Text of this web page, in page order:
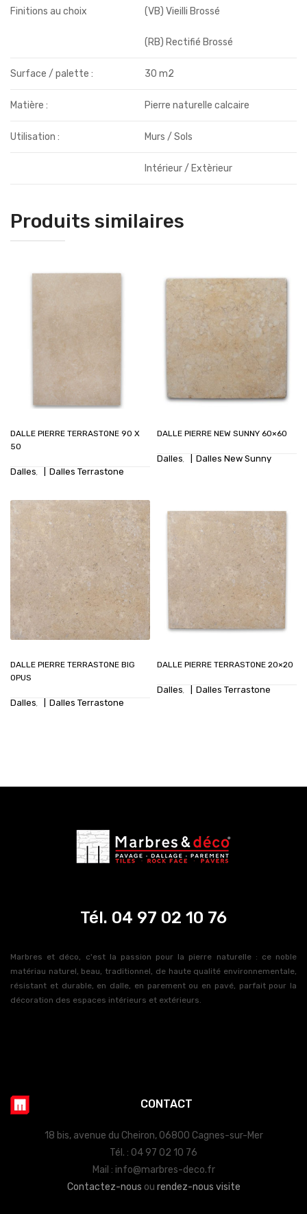
Finitions au choix (VB) Vieilli Brossé
(RB) Rectifié Brossé
Surface / palette : 30 m2
Matière : Pierre naturelle calcaire
Utilisation : Murs / Sols
Intérieur / Extèrieur
Produits similaires
DALLE PIERRE TERRASTONE 90 X
50
Dalles, Dalles Terrastone
DALLE PIERRE NEW SUNNY 60×60
Dalles, Dalles New Sunny
DALLE PIERRE TERRASTONE BIG
OPUS
Dalles, Dalles Terrastone
DALLE PIERRE TERRASTONE 20×20
Dalles, Dalles Terrastone
Tél. 04 97 02 10 76
Marbres et déco, c'est la passion pour la pierre naturelle : ce noble
matériau naturel, beau, traditionnel, de haute qualité environnementale,
résistant et durable, en dalle, en parement ou en pavé, parfait pour la
décoration des espaces intérieurs et extérieurs.
CONTACT
18 bis, avenue du Cheiron, 06800 Cagnes-sur-Mer
Tél. : 04 97 02 10 76
Mail : info@marbres-deco.fr
Contactez-nous ou rendez-nous visite